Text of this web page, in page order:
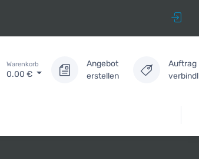
Warenkorb
0.00 €
Angebot
erstellen
Auftrag